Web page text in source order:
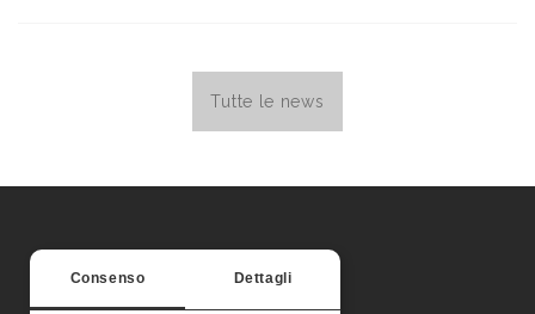
Consenso Dettagli
Tutte le news